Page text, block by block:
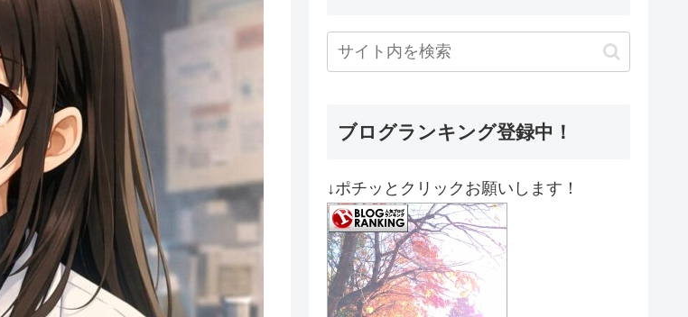
ブログランキング登録中！
↓ポチッとクリックお願いします！